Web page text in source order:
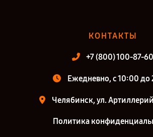
КОНТАКТЫ
+7 (800) 100-87-60
Ежедневно, с 10:00 до
Челябинск, ул.
Политика